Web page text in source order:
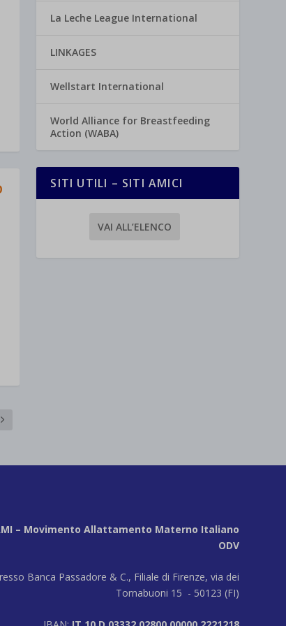
La Leche League International
LINKAGES
Wellstart International
World Alliance for Breastfeeding
Action (WABA)
SITI UTILI – SITI AMICI
VAI ALL’ELENCO
– Movimento Allattamento Materno Italiano
ODV
Banca Passadore & C., Filiale di Firenze, via dei
Tornabuoni 15 - 50123 (FI)